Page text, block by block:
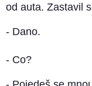
od auta. Zastavil
- Dano.
- Co?